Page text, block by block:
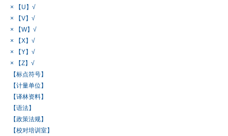
× 【U】√
× 【V】√
× 【W】√
× 【X】√
× 【Y】√
× 【Z】√
【标点符号】
【计量单位】
【译林资料】
【语法】
【政策法规】
【校对培训室】